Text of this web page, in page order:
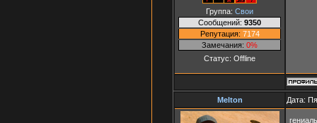
Группа: Свои
Сообщений: 9350
Репутация: 7174
Замечания: 0%
Статус: Offline
Melton Дата: